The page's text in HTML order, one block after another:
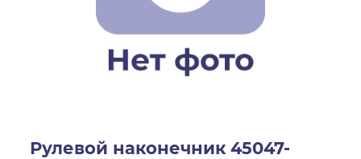
Рулевой наконечник 45047-